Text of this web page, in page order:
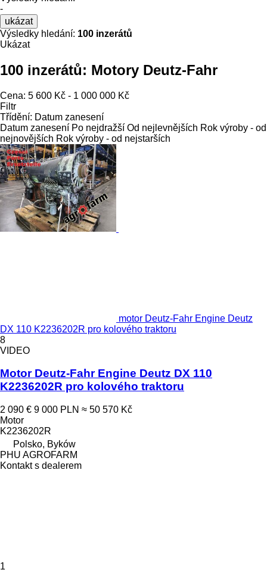
-
ukázat
Výsledky hledání: 100 inzerátů
Ukázat
100 inzerátů: Motory Deutz-Fahr
Cena: 5 600 Kč - 1 000 000 Kč
Filtr
Třídění: Datum zanesení
Datum zanesení Po nejdražší Od nejlevnějších Rok výroby - od
nejnovějších Rok výroby - od nejstarších
motor Deutz-Fahr Engine Deutz
DX 110 K2236202R pro kolového traktoru
8
VIDEO
Motor Deutz-Fahr Engine Deutz DX 110
K2236202R pro kolového traktoru
2 090 € 9 000 PLN ≈ 50 570 Kč
Motor
K2236202R
Polsko, Byków
PHU AGROFARM
Kontakt s dealerem
1